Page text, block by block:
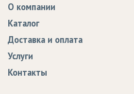
О компании
Статьи
Программа лояльности
Сертификаты качества
Каталог
Доставка и оплата
Доставка
Оплата
Услуги
Образцы
Контакты